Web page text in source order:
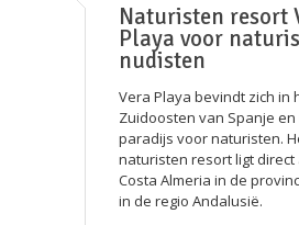
Naturisten resort
Playa voor
nudisten
Vera Playa bevindt zich in
Zuidoosten van Spanje
paradijs voor naturisten.
naturisten resort ligt direct
Costa Almeria in de
in de regio Andalusië.